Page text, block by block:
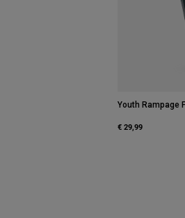
Youth Rampage
€ 29,99